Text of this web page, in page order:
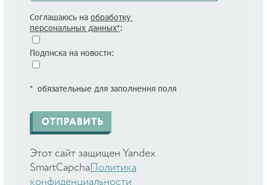
Соглашаюсь на обработку
персональных данных*:
Подписка на новости:
* обязательные для заполнения поля
Этот сайт защищен Yandex
SmartCapcha Политика
конфиденциальности